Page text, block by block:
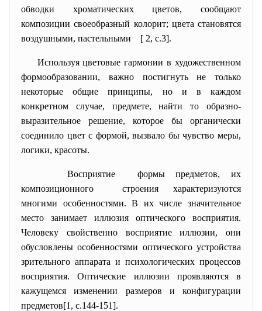
обводки хроматических цветов, сообщают
композиции своеобразный колорит; цвета становятся
воздушными, пастельными [ 2, с.3].
Используя цветовые гармонии в художественном
формообразовании, важно постигнуть не только
некоторые общие принципы, но и в каждом
конкретном случае, предмете, найти то образно-
выразительное решение, которое бы органически
соединило цвет с формой, вызвало бы чувство меры,
логики, красоты.
Восприятие формы предметов, их
композиционного строения характеризуются
многими особенностями. В их числе значительное
место занимает иллюзия оптического восприятия.
Человеку свойственно восприятие иллюзии, они
обусловлены особенностями оптического устройства
зрительного аппарата и психологических процессов
восприятия. Оптические иллюзии проявляются в
кажущемся изменении размеров и конфигурации
предметов[1, с.144-151].